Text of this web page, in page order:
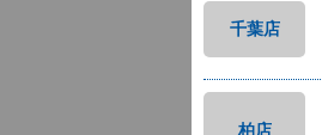
千葉店
柏店